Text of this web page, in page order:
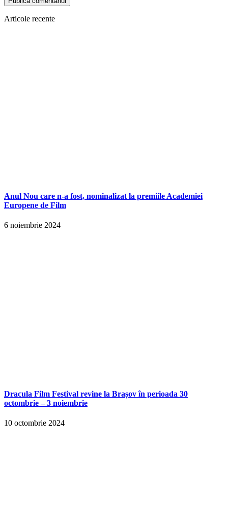
Articole recente
Anul Nou care n-a fost, nominalizat la premiile Academiei
Europene de Film
6 noiembrie 2024
Dracula Film Festival revine la Brașov în perioada 30
octombrie – 3 noiembrie
10 octombrie 2024